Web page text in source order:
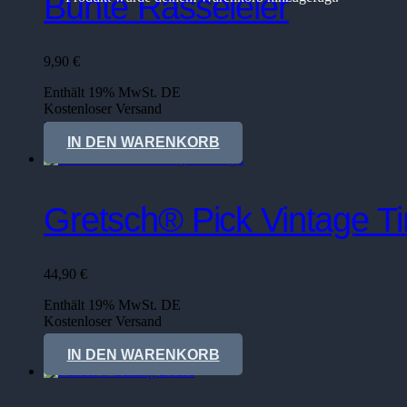
9,90 €
Enthält 19% MwSt. DE
Kostenloser Versand
Lieferzeit: sofort lieferbar
IN DEN WARENKORB
Gretsch® Pick Vintage
44,90 €
Enthält 19% MwSt. DE
Kostenloser Versand
Lieferzeit: sofort lieferbar
IN DEN WARENKORB